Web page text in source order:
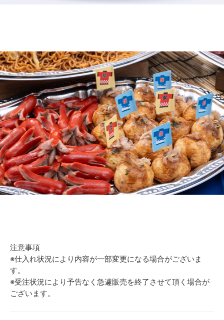
注意事項
※仕入れ状況により内容が一部変更になる場合がございま
す。
※受注状況により予告なく急遽販売を終了させて頂く場合が
ございます。